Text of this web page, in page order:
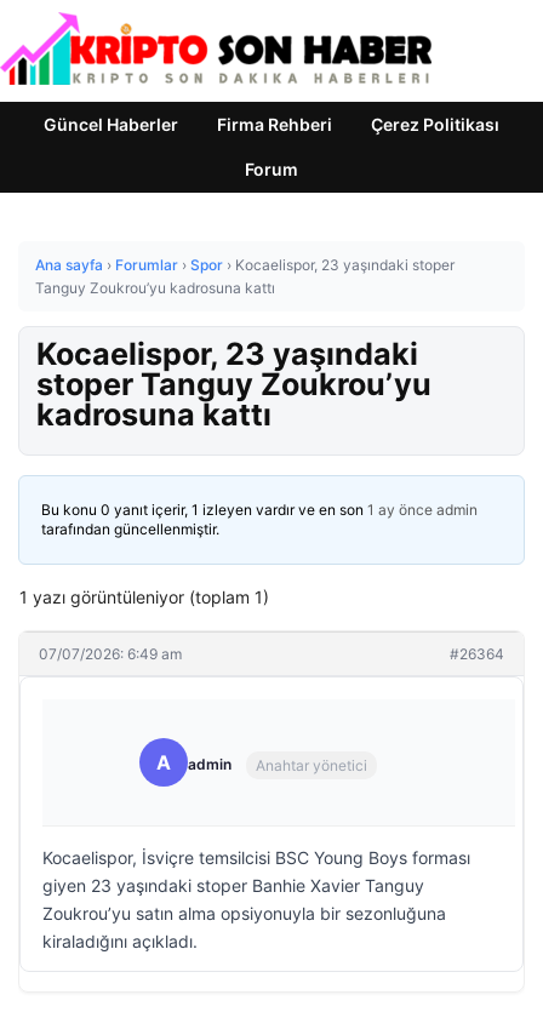
Güncel Haberler Firma Rehberi Çerez Politikası
Forum
Ana sayfa › Forumlar › Spor › Kocaelispor, 23 yaşındaki stoper
Tanguy Zoukrou’yu kadrosuna kattı
Kocaelispor, 23 yaşındaki
stoper Tanguy Zoukrou’yu
kadrosuna kattı
Bu konu 0 yanıt içerir, 1 izleyen vardır ve en son 1 ay önce admin
tarafından güncellenmiştir.
1 yazı görüntüleniyor (toplam 1)
07/07/2026: 6:49 am #26364
A admin Anahtar yönetici
Kocaelispor, İsviçre temsilcisi BSC Young Boys forması
giyen 23 yaşındaki stoper Banhie Xavier Tanguy
Zoukrou’yu satın alma opsiyonuyla bir sezonluğuna
kiraladığını açıkladı.